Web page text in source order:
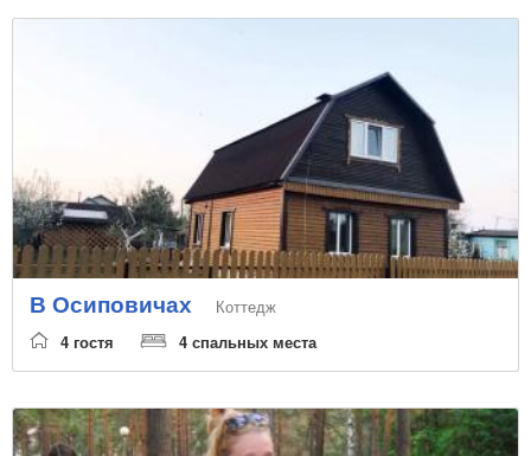
В Осиповичах
Коттедж
4 гостя
4 спальных места